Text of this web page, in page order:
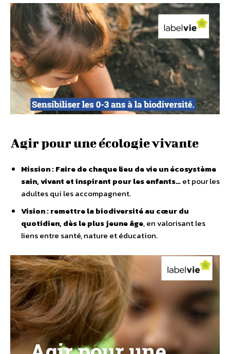
Agir pour une écologie vivante
Mission :Faire de chaque lieu de vie un écosystème
sain, vivant et inspirant pour les enfants…et pour les
adultes qui les accompagnent.
Vision : remettre la biodiversité au cœur du
quotidien, dès le plus jeune âge, en valorisant les
liens entre santé, nature et éducation.